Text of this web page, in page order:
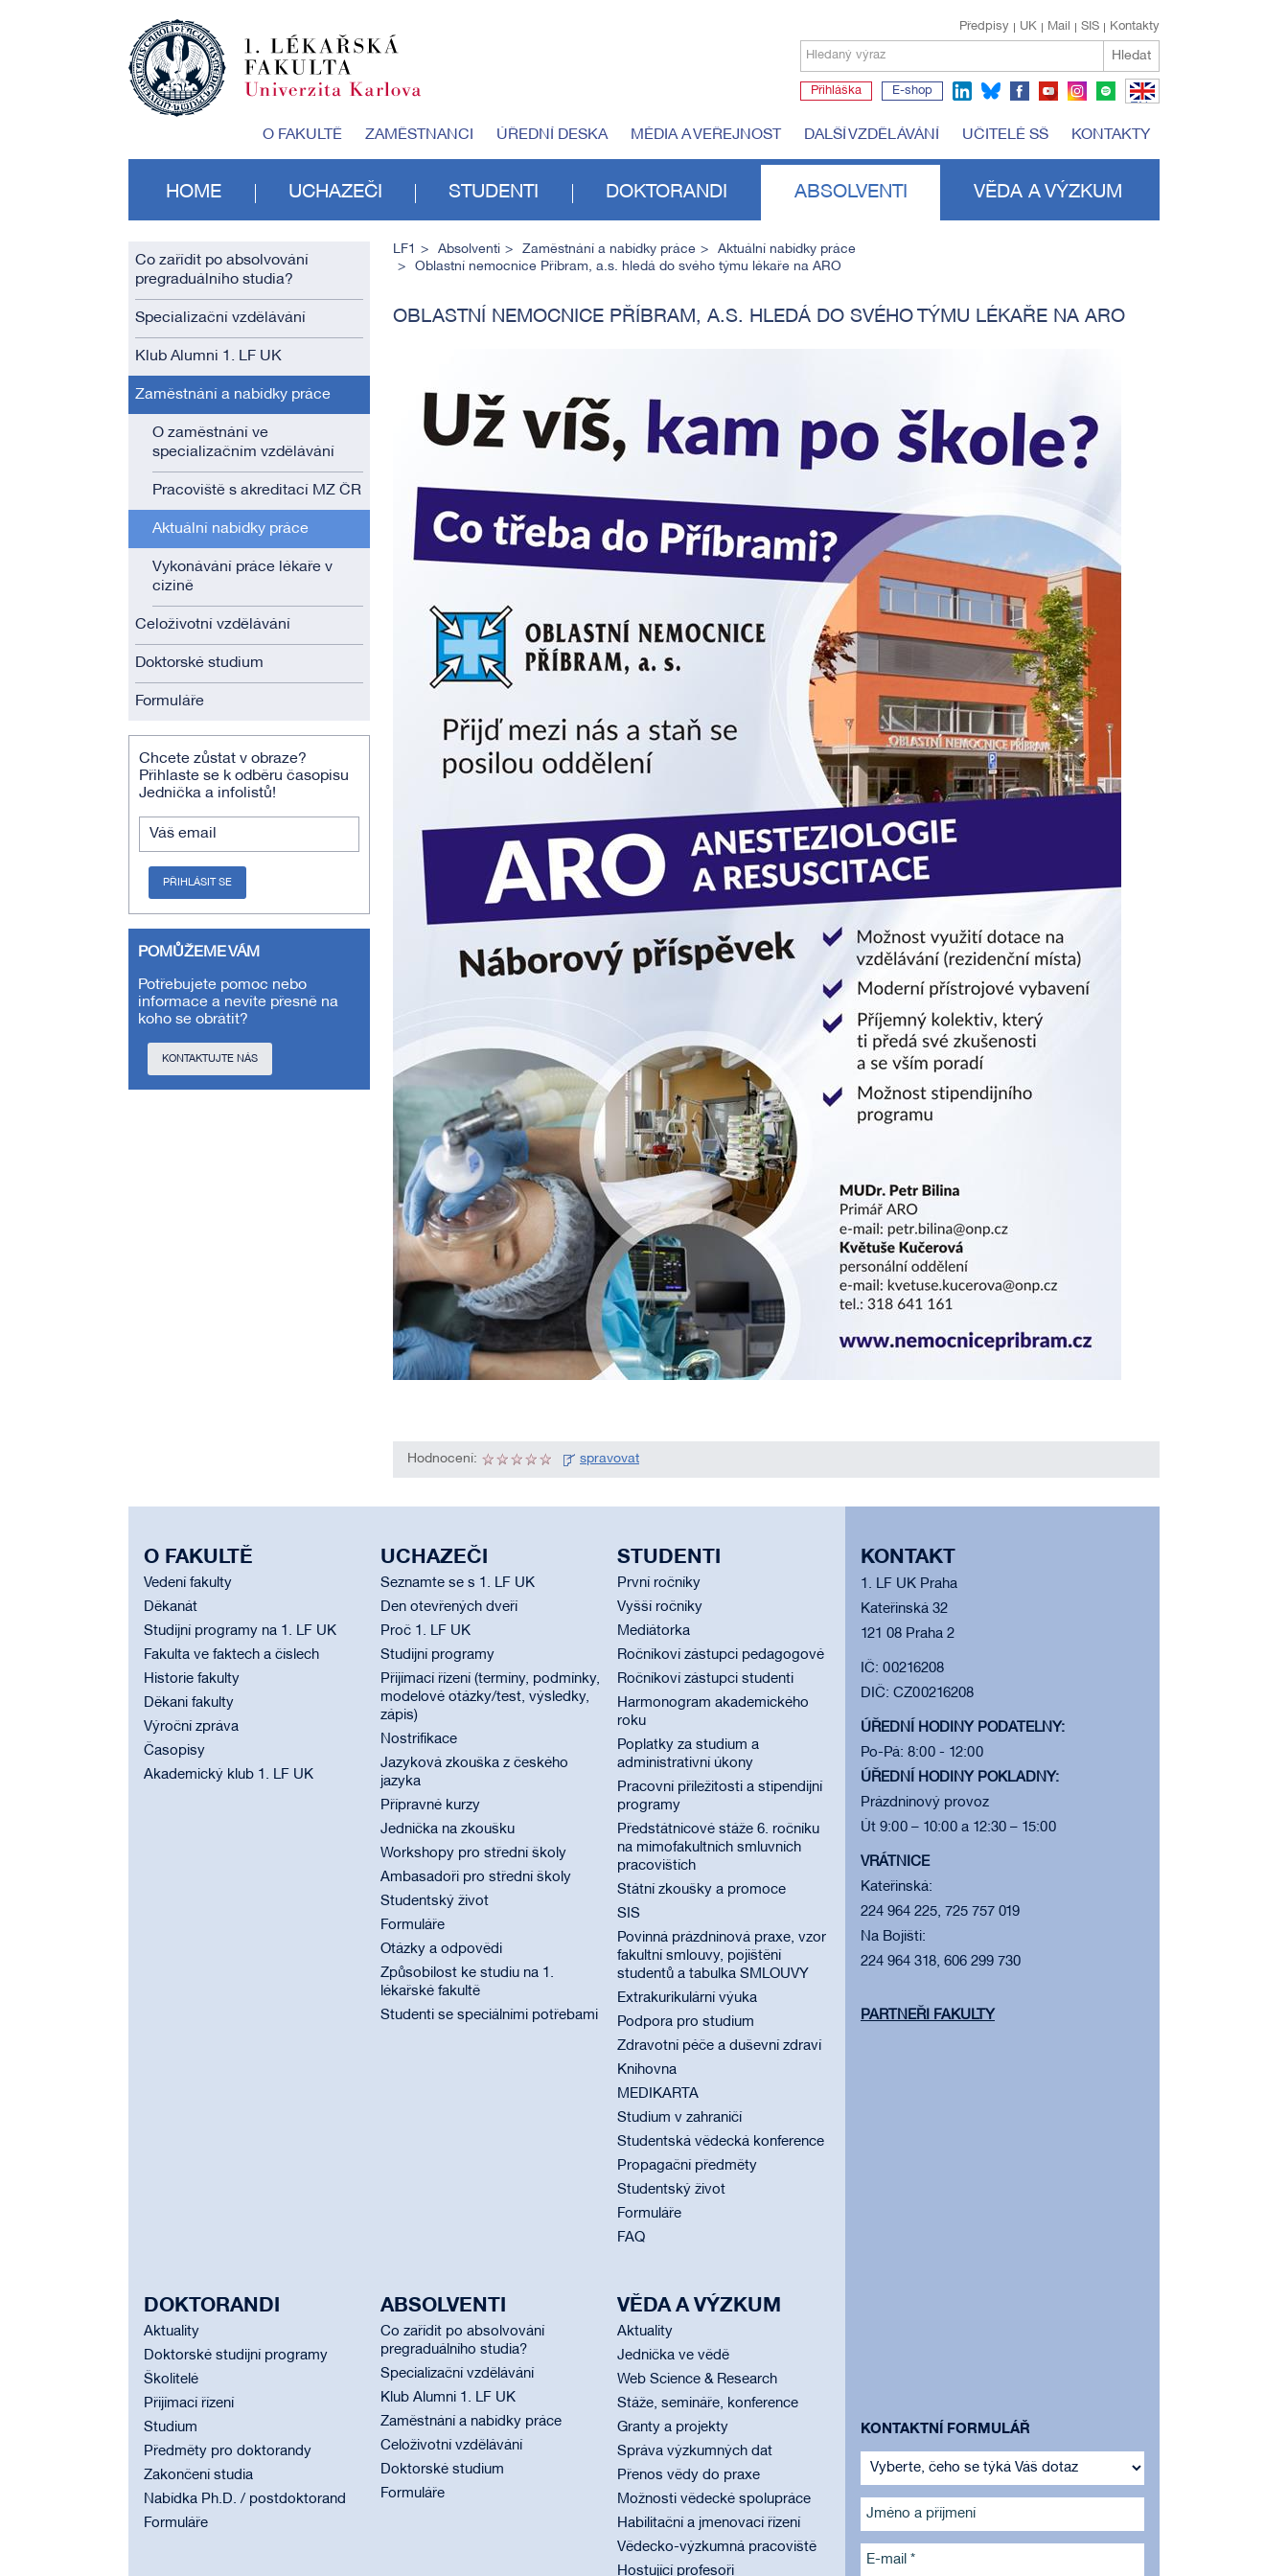
Kontakty
SIS
Mail
UK
Předpisy
Hledaný výraz Hledat
Přihláška E-shop
EN
O FAKULTĚ ZAMĚSTNANCI ÚŘEDNÍ DESKA MÉDIA A VEŘEJNOST DALŠÍ VZDĚLÁVÁNÍ UČITELÉ SŠ KONTAKTY
HOME UCHAZEČI STUDENTI DOKTORANDI ABSOLVENTI VĚDA A VÝZKUM
Co zařídit po absolvování
pregraduálního studia?
Specializační vzdělávání
Klub Alumni 1. LF UK
Zaměstnání a nabídky práce
O zaměstnání ve
specializačním vzdělávání
Pracoviště s akreditací MZ ČR
Aktuální nabídky práce
Vykonávání práce lékaře v
cizině
Celoživotní vzdělávání
Doktorské studium
Formuláře
Chcete zůstat v obraze?
Přihlaste se k odběru časopisu
Jednička a infolistů!
Váš email
PŘIHLÁSIT SE
POMŮŽEME VÁM
Potřebujete pomoc nebo
informace a nevíte přesně na
koho se obrátit?
KONTAKTUJTE NÁS
LF1 Absolventi Zaměstnání a nabídky práce
Aktuální nabídky práce
Oblastní nemocnice Příbram, a.s. hledá do svého týmu lékaře na ARO
OBLASTNÍ NEMOCNICE PŘÍBRAM, A.S. HLEDÁ DO SVÉHO TÝMU LÉKAŘE NA ARO
Hodnocení: spravovat
O FAKULTĚ
Vedení fakulty
Děkanát
Studijní programy na 1. LF UK
Fakulta ve faktech a číslech
Historie fakulty
Děkani fakulty
Výroční zpráva
Časopisy
Akademický klub 1. LF UK
UCHAZEČI
Seznamte se s 1. LF UK
Den otevřených dveří
Proč 1. LF UK
Studijní programy
Přijímací řízení (termíny, podmínky,
modelové otázky/test, výsledky,
zápis)
Nostrifikace
Jazyková zkouška z českého
jazyka
Přípravné kurzy
Jednička na zkoušku
Workshopy pro střední školy
Ambasadoři pro střední školy
Studentský život
Formuláře
Otázky a odpovědi
Způsobilost ke studiu na 1.
lékařské fakultě
Studenti se speciálními potřebami
STUDENTI
První ročníky
Vyšší ročníky
Mediátorka
Ročníkoví zástupci pedagogové
Ročníkoví zástupci studenti
Harmonogram akademického
roku
Poplatky za studium a
administrativní úkony
Pracovní příležitosti a stipendijní
programy
Předstátnicové stáže 6. ročníku
na mimofakultních smluvních
pracovištích
Státní zkoušky a promoce
SIS
Povinná prázdninová praxe, vzor
fakultní smlouvy, pojištění
studentů a tabulka SMLOUVY
Extrakurikulární výuka
Podpora pro studium
Zdravotní péče a duševní zdraví
Knihovna
MEDIKARTA
Studium v zahraničí
Studentská vědecká konference
Propagační předměty
Studentský život
Formuláře
FAQ
DOKTORANDI
Aktuality
Doktorské studijní programy
Školitelé
Přijímací řízení
Studium
Předměty pro doktorandy
Zakončení studia
Nabídka Ph.D. / postdoktorand
Formuláře
ABSOLVENTI
Co zařídit po absolvování
pregraduálního studia?
Specializační vzdělávání
Klub Alumni 1. LF UK
Zaměstnání a nabídky práce
Celoživotní vzdělávání
Doktorské studium
Formuláře
VĚDA A VÝZKUM
Aktuality
Jednička ve vědě
Web Science & Research
Stáže, semináře, konference
Granty a projekty
Správa výzkumných dat
Přenos vědy do praxe
Možnosti vědecké spolupráce
Habilitační a jmenovací řízení
Vědecko-výzkumná pracoviště
Hostující profesoři
KONTAKT
1. LF UK Praha
Kateřinská 32
121 08 Praha 2
IČ: 00216208
DIČ: CZ00216208
ÚŘEDNÍ HODINY PODATELNY:
Po-Pá: 8:00 - 12:00
ÚŘEDNÍ HODINY POKLADNY:
Prázdninový provoz
Út 9:00 – 10:00 a 12:30 – 15:00
VRÁTNICE
Kateřinská:
224 964 225, 725 757 019
Na Bojišti:
224 964 318, 606 299 730
PARTNEŘI FAKULTY
KONTAKTNÍ FORMULÁŘ
Jméno a příjmení
E-mail *